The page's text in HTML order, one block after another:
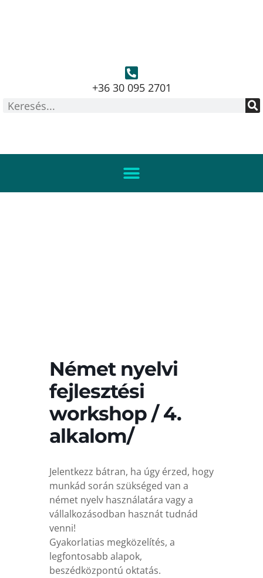
+36 30 095 2701
Német nyelvi
fejlesztési
workshop / 4.
alkalom/
Jelentkezz bátran, ha úgy érzed, hogy
munkád során szükséged van a
német nyelv használatára vagy a
vállalkozásodban hasznát tudnád
venni!
Gyakorlatias megközelítés, a
legfontosabb alapok,
beszédközpontú oktatás.